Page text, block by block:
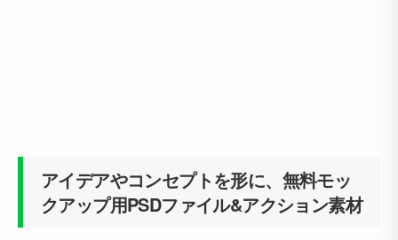
アイデアやコンセプトを形に、無料モッ
クアップ用PSDファイル&アクション素材